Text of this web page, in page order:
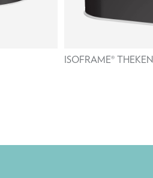
ISOFRAME® THEKEN